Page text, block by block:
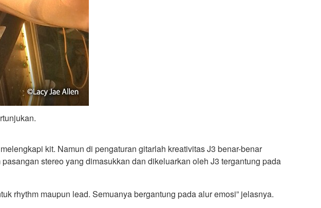
kit. Namun di pengaturan gitarlah kreativitas J3 benar-benar
stereo yang dimasukkan dan dikeluarkan oleh J3 tergantung pada
rhythm maupun lead. Semuanya bergantung pada alur emosi” jelasnya.